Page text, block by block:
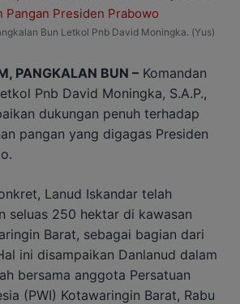
Bun Letkol Pnb David Moningka. (Yus)
PANGKALAN BUN – Komandan
Pnb David Moningka, S.A.P.,
dukungan penuh terhadap
pangan yang digagas Presiden
Lanud Iskandar telah
seluas 250 hektar di kawasan
Barat, sebagai bagian dari
ini disampaikan Danlanud dalam
bersama anggota Persatuan
(PWI) Kotawaringin Barat, Rabu